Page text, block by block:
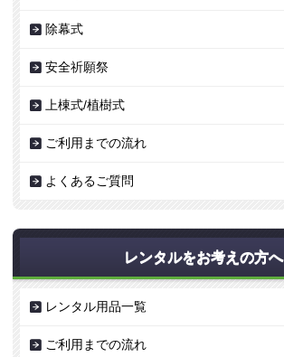
除幕式
安全祈願祭
上棟式/植樹式
ご利用までの流れ
よくあるご質問
レンタルをお考えの方へ
レンタル用品一覧
ご利用までの流れ